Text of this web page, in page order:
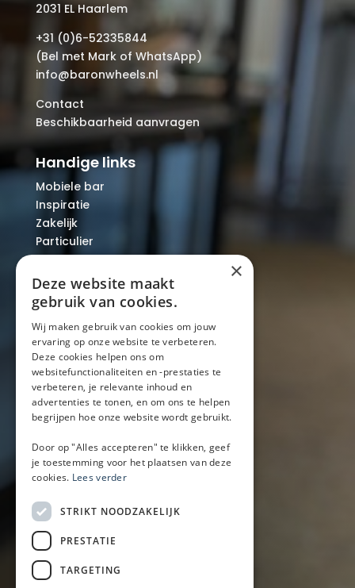
2031 EL Haarlem
+31 (0)6-52335844
(Bel met Mark of WhatsApp)
info@baronwheels.nl
Contact
Beschikbaarheid aanvragen
Handige links
Mobiele bar
Inspiratie
Zakelijk
Particulier
Over ons
Blog
Locaties
Mobiele bar
Mobiele bar huren
Bier/wijn/fris bar
Champagnebar
Wijnbar
Aperol spritz bar
Arrangementen
Lunch
Borrel met hapjes
BBQ
×
Deze website maakt
gebruik van cookies.
Wij maken gebruik van cookies om jouw
ervaring op onze website te verbeteren.
Deze cookies helpen ons om
websitefunctionaliteiten en -prestaties te
verbeteren, je relevante inhoud en
advertenties te tonen, en om ons te helpen
begrijpen hoe onze website wordt gebruikt.
Door op "Alles accepteren" te klikken, geef
je toestemming voor het plaatsen van deze
cookies. Lees verder
STRIKT NOODZAKELIJK
PRESTATIE
TARGETING